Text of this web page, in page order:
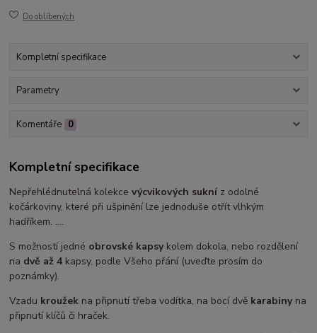
Do oblíbených
Kompletní specifikace
Parametry
Komentáře 0
Kompletní specifikace
Nepřehlédnutelná kolekcevýcvikových sukní z odolné
kočárkoviny, které při ušpinění lze jednoduše otřít vlhkým
hadříkem. ....
S možností jedné obrovské kapsykolem dokola, nebo rozdělení
na dvě až 4 kapsy, podle Všeho přání (uveďte prosím do
poznámky).
Vzadu kroužek na připnutí třeba vodítka, na bocí dvě karabinyna
připnutí klíčů či hraček.